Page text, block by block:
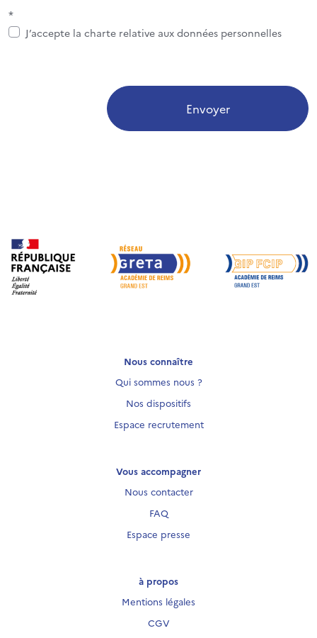
*
J’accepte la charte relative aux données personnelles
Envoyer
Nous connaître
Qui sommes nous ?
Nos dispositifs
Espace recrutement
Vous accompagner
Nous contacter
FAQ
Espace presse
à propos
Mentions légales
CGV